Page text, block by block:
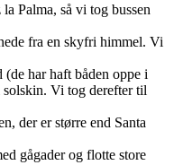
Palma, så vi tog bussen
fra en skyfri himmel. Vi
har haft båden oppe i
solskin. Vi tog derefter til
der er større end Santa
gågader og flotte store